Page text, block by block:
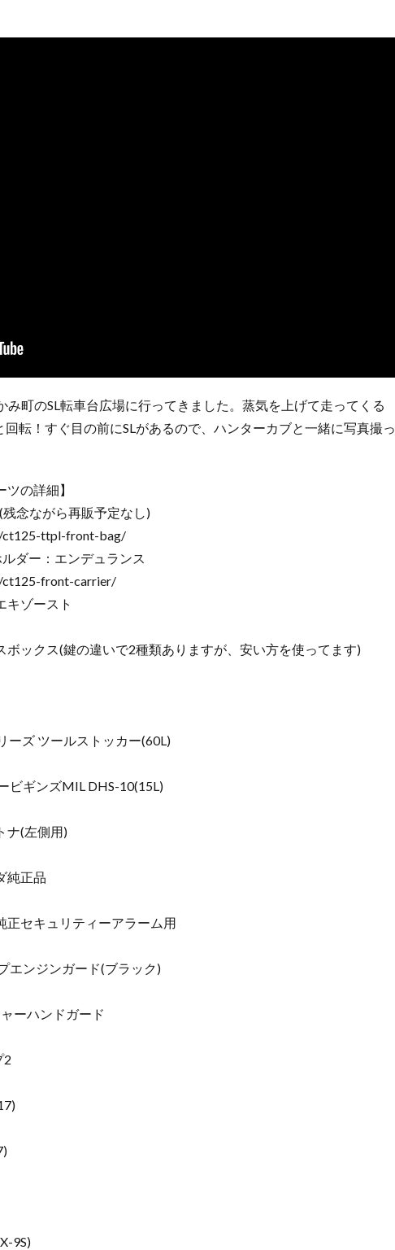
町のSL転車台広場に行ってきました。蒸気を上げて走ってくる
転！すぐ目の前にSLがあるので、ハンターカブと一緒に写真撮っ
の詳細】
念ながら再販予定なし)
ct125-ttpl-front-bag/
ダー：エンデュランス
ct125-front-carrier/
キゾースト
ボックス(鍵の違いで2種類ありますが、安い方を使ってます)
ーズ ツールストッカー(60L)
ビギンズMIL DHS-10(15L)
ナ(左側用)
純正品
正セキュリティーアラーム用
エンジンガード(ブラック)
ーハンドガード
2
9S)